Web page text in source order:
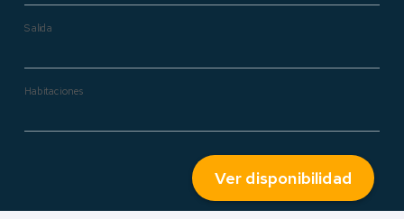
Salida
Habitaciones
Ver disponibilidad